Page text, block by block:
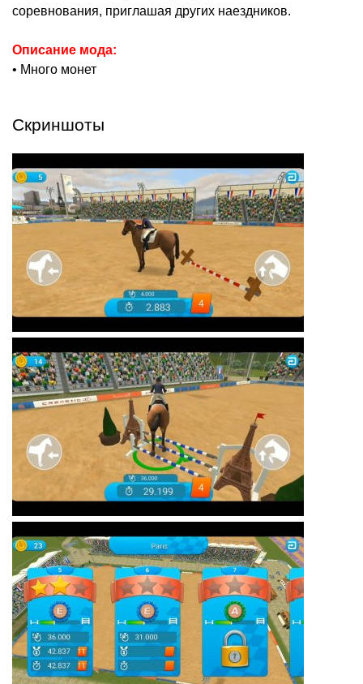
соревнования, приглашая других наездников.
Описание мода:
• Много монет
Скриншоты